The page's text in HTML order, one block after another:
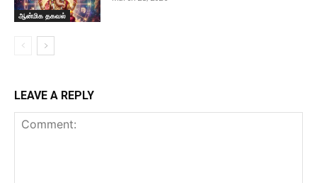
ஆன்மிக தகவல்
LEAVE A REPLY